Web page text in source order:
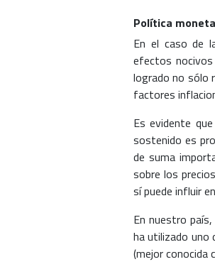
Política
En el caso de
efectos nocivos
logrado no sólo
factores
Es evidente
sostenido es
de suma
sobre los
sí puede influir
En nuestro
ha utilizado uno
(mejor conocida